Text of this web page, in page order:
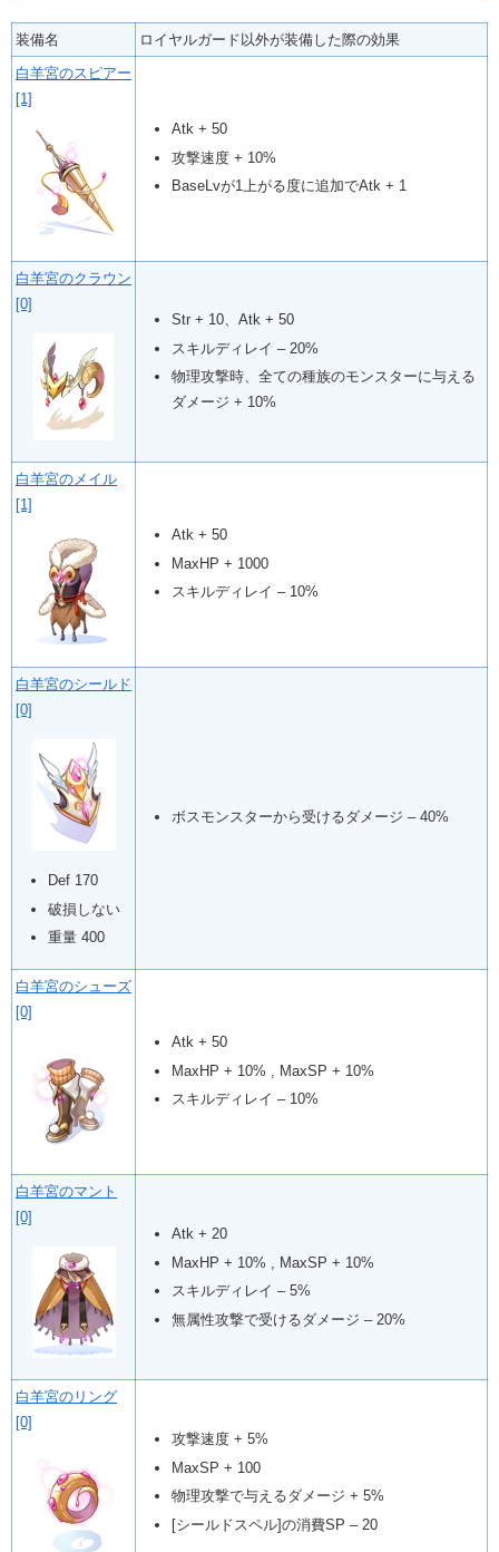
装備名
ロイヤルガード以外が装備した際の効果
白羊宮のスピアー
[1]
Atk + 50
攻撃速度 + 10%
BaseLvが1上がる度に追加でAtk + 1
白羊宮のクラウン
[0]
Str + 10、Atk + 50
スキルディレイ – 20%
物理攻撃時、全ての種族のモンスターに与える
ダメージ + 10%
白羊宮のメイル
[1]
Atk + 50
MaxHP + 1000
スキルディレイ – 10%
白羊宮のシールド
[0]
Def 170
破損しない
重量 400
ボスモンスターから受けるダメージ – 40%
白羊宮のシューズ
[0]
Atk + 50
MaxHP + 10% , MaxSP + 10%
スキルディレイ – 10%
白羊宮のマント
[0]
Atk + 20
MaxHP + 10% , MaxSP + 10%
スキルディレイ – 5%
無属性攻撃で受けるダメージ – 20%
白羊宮のリング
[0]
攻撃速度 + 5%
MaxSP + 100
物理攻撃で与えるダメージ + 5%
[シールドスペル]の消費SP – 20